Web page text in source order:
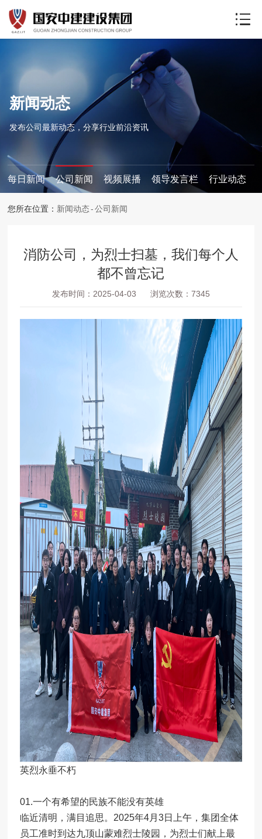
新闻动态
发布公司最新动态，分享行业前沿资讯
每日新闻 公司新闻 视频展播 领导发言栏 行业动态
您所在位置： 新闻动态 公司新闻
消防公司，为烈士扫墓，我们每个人
都不曾忘记
发布时间：2025-04-03 浏览次数：7345
英烈永垂不朽
01.一个有希望的民族不能没有英雄
临近清明，满目追思。2025年4月3日上午，集团全体
员工准时到达九顶山蒙难烈士陵园，为烈士们献上最